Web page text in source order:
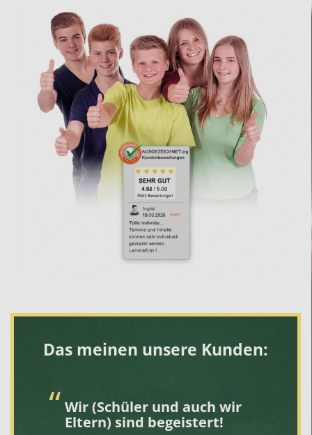
Das meinen unsere Kunden:
Wir (Schüler und auch wir
Eltern) sind begeistert!